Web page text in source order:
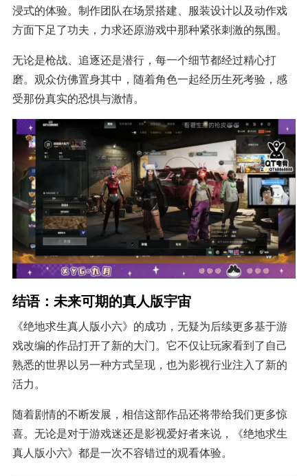
浸式的体验。制作团队在场景搭建、服装设计以及动作戏
方面下足了功夫，力求还原游戏中那种紧张刺激的氛围。
无论是枪战、追逐还是潜行，每一个细节都经过精心打
磨。观众仿佛置身其中，随着角色一起经历生死考验，感
受那份真实的恐惧与激情。
结语：未来可期的真人版宇宙
《绝地求生真人版小六》的成功，无疑为后续更多基于游
戏改编的作品打开了新的大门。它不仅让玩家看到了自己
熟悉的世界以另一种方式呈现，也为影视行业注入了新的
活力。
随着剧情的不断发展，相信这部作品还将带给我们更多惊
喜。无论是对于游戏迷还是影视爱好者来说，《绝地求生
真人版小六》都是一次不容错过的观看体验。